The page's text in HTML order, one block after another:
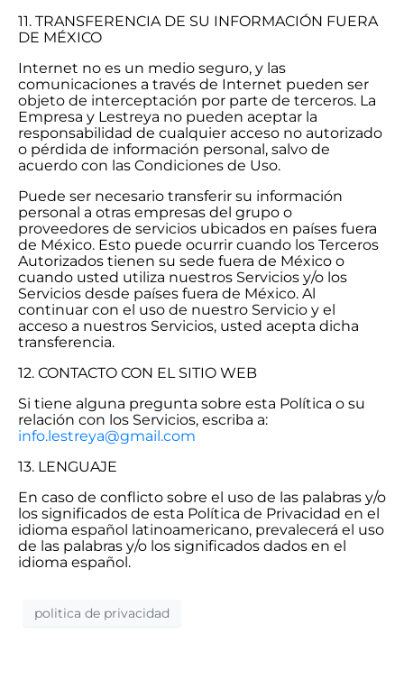
11. TRANSFERENCIA DE SU INFORMACIÓN FUERA
DE MÉXICO
Internet no es un medio seguro, y las
comunicaciones a través de Internet pueden ser
objeto de interceptación por parte de terceros. La
Empresa y Lestreya no pueden aceptar la
responsabilidad de cualquier acceso no autorizado
o pérdida de información personal, salvo de
acuerdo con las Condiciones de Uso.
Puede ser necesario transferir su información
personal a otras empresas del grupo o
proveedores de servicios ubicados en países fuera
de México. Esto puede ocurrir cuando los Terceros
Autorizados tienen su sede fuera de México o
cuando usted utiliza nuestros Servicios y/o los
Servicios desde países fuera de México. Al
continuar con el uso de nuestro Servicio y el
acceso a nuestros Servicios, usted acepta dicha
transferencia.
12. CONTACTO CON EL SITIO WEB
Si tiene alguna pregunta sobre esta Política o su
relación con los Servicios, escriba a:
info.lestreya@gmail.com
13. LENGUAJE
En caso de conflicto sobre el uso de las palabras y/o
los significados de esta Política de Privacidad en el
idioma español latinoamericano, prevalecerá el uso
de las palabras y/o los significados dados en el
idioma español.
politica de privacidad